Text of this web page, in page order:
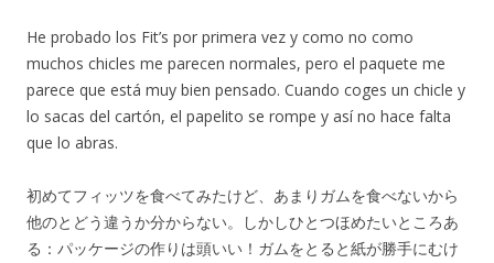
He probado los Fit’s por primera vez y como no como
muchos chicles me parecen normales, pero el paquete me
parece que está muy bien pensado. Cuando coges un chicle y
lo sacas del cartón, el papelito se rompe y así no hace falta
que lo abras.
初めてフィッツを食べてみたけど、あまりガムを食べないから
他のとどう違うか分からない。しかしひとつほめたいところあ
る：パッケージの作りは頭いい！ガムをとると紙が勝手にむけ